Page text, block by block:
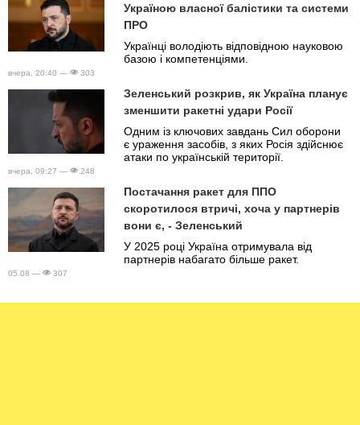
Україною власної балістики та системи
ПРО
Українці володіють відповідною науковою
базою і компетенціями.
вчера, 20:40 — 303
Зеленський розкрив, як Україна планує
зменшити ракетні удари Росії
Одним із ключових завдань Сил оборони
є ураження засобів, з яких Росія здійснює
атаки по українській території.
вчера, 09:27 — 248
Постачання ракет для ППО
скоротилося втричі, хоча у партнерів
вони є, - Зеленський
У 2025 році Україна отримувала від
партнерів набагато більше ракет.
05.08 — 307